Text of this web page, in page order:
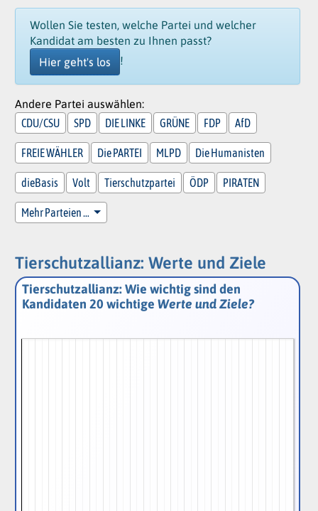
Wollen Sie testen, welche Partei und welcher
Kandidat am besten zu Ihnen passt?
Hier geht's los
!
Andere Partei auswählen:
CDU/CSU
SPD DIE LINKE GRÜNE FDP AfD
FREIE WÄHLER Die PARTEI MLPD Die Humanisten
dieBasis Volt Tierschutzpartei ÖDP PIRATEN
Mehr Parteien …
Tierschutzallianz: Werte und Ziele
Tierschutzallianz: Wie wichtig sind den
Kandidaten 20 wichtige Werte und Ziele?